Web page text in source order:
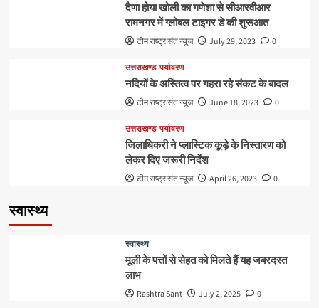
दैणा होया खोली का गणेशा से सीआरवीआर
रामनगर में ग्लोबल टाइगर डे की शुरूआत
टीम राष्ट्र संत न्यूज July 29, 2023 0
उत्तराखण्ड पर्यावरण
नदियों के अस्तित्व पर गहरा रहे संकट के बादल
टीम राष्ट्र संत न्यूज June 18, 2023 0
उत्तराखण्ड पर्यावरण
जिलाधिकरी ने प्लास्टिक कूड़े के निस्तारण को
लेकर दिए जरूरी निर्देश
टीम राष्ट्र संत न्यूज April 26, 2023 0
स्वास्थ्य
स्वास्थ्य
मूली के पत्तों से सेहत को मिलते हैं यह जबरदस्त
लाभ
Rashtra Sant July 2, 2025 0